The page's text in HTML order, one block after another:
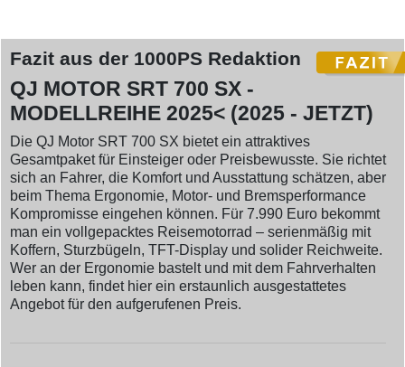
Fazit aus der 1000PS Redaktion
QJ MOTOR SRT 700 SX -
MODELLREIHE 2025< (2025 - JETZT)
Die QJ Motor SRT 700 SX bietet ein attraktives
Gesamtpaket für Einsteiger oder Preisbewusste. Sie richtet
sich an Fahrer, die Komfort und Ausstattung schätzen, aber
beim Thema Ergonomie, Motor- und Bremsperformance
Kompromisse eingehen können. Für 7.990 Euro bekommt
man ein vollgepacktes Reisemotorrad – serienmäßig mit
Koffern, Sturzbügeln, TFT-Display und solider Reichweite.
Wer an der Ergonomie bastelt und mit dem Fahrverhalten
leben kann, findet hier ein erstaunlich ausgestattetes
Angebot für den aufgerufenen Preis.